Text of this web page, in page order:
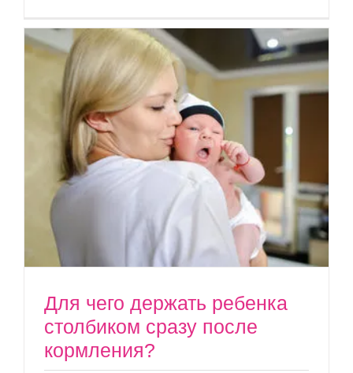
Для чего держать ребенка
столбиком сразу после
кормления?